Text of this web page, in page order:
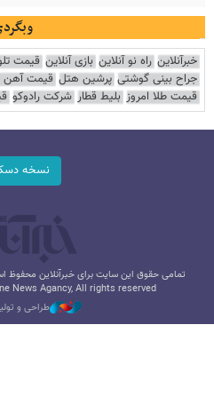
خبرآنلاین راه نو آنلاین بازی آنلاین قیمت
جراح بینی گوشتی پرشین هتل قیمت آهن
قیمت طلا امروز بلیط قطار شرکت رادوکو
نسخه
تمامی حقوق این سایت برای خبرآنلاین محفوظ
News Agancy, All rights reserved
طراحی و